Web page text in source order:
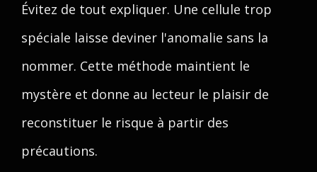
Évitez de tout expliquer. Une cellule trop
spéciale laisse deviner l'anomalie sans la
nommer. Cette méthode maintient le
mystère et donne au lecteur le plaisir de
reconstituer le risque à partir des
précautions.